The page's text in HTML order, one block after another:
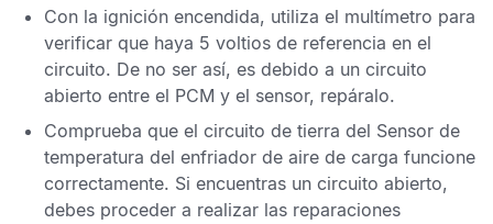
Con la ignición encendida, utiliza el multímetro para
verificar que haya 5 voltios de referencia en el
circuito. De no ser así, es debido a un circuito
abierto entre el PCM y el sensor, repáralo.
Comprueba que el circuito de tierra del Sensor de
temperatura del enfriador de aire de carga funcione
correctamente. Si encuentras un circuito abierto,
debes proceder a realizar las reparaciones